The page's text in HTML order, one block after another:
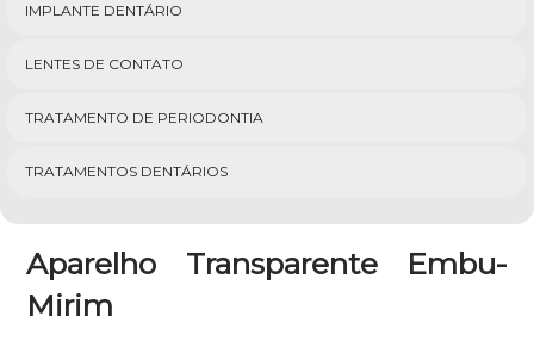
IMPLANTE DENTÁRIO
LENTES DE CONTATO
TRATAMENTO DE PERIODONTIA
TRATAMENTOS DENTÁRIOS
Aparelho Transparente Embu-
Mirim